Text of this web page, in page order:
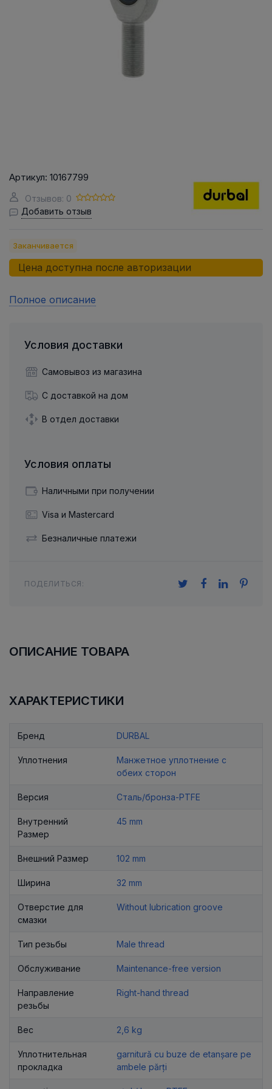
Артикул: 10167799
Отзывов: 0
Добавить отзыв
Заканчивается
Цена доступна после авторизации
Полное описание
Условия доставки
Самовывоз из магазина
С доставкой на дом
В отдел доставки
Условия оплаты
Наличными при получении
Visa и Mastercard
Безналичные платежи
ПОДЕЛИТЬСЯ:
ОПИСАНИЕ ТОВАРА
ХАРАКТЕРИСТИКИ
Бренд DURBAL
Уплотнения
Манжетное уплотнение с
обеих сторон
Версия Сталь/бронза-PTFE
Внутренний
Размер
45 mm
Внешний Размер 102 mm
Ширина 32 mm
Отверстие для
смазки
Without lubrication groove
Тип резьбы Male thread
Обслуживание Maintenance-free version
Направление
резьбы
Right-hand thread
Вес 2,6 kg
Уплотнительная
прокладка
garnitură cu buze de etanșare pe
ambele părți